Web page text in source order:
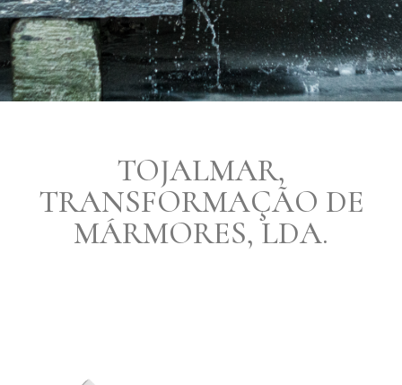
TOJALMAR,
TRANSFORMAÇÃO DE
MÁRMORES, LDA.